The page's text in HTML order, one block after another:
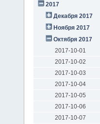
2017
Декабря 2017
Ноября 2017
Октября 2017
2017-10-01
2017-10-02
2017-10-03
2017-10-04
2017-10-05
2017-10-06
2017-10-07